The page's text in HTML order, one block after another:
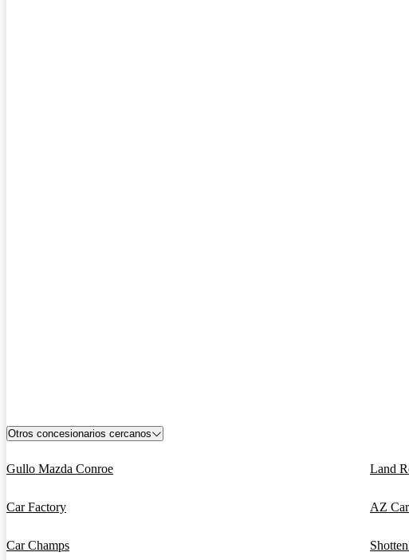
Otros concesionarios cercanos
Gullo Mazda Conroe Land
Car Factory AZ
Car Champs